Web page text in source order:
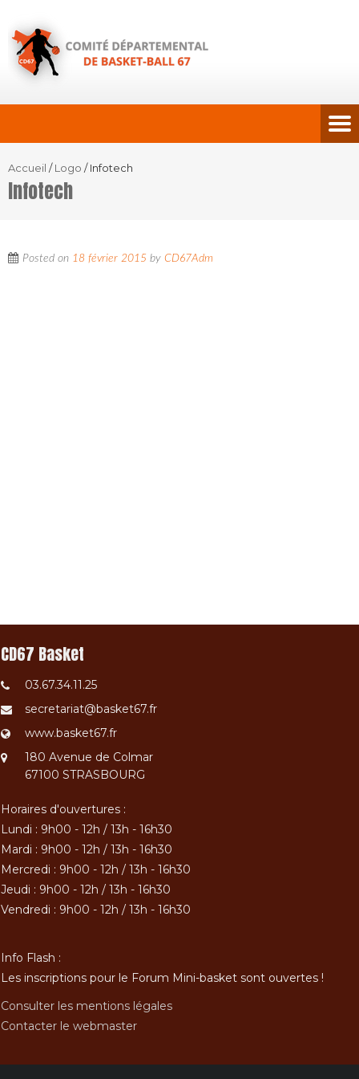
Accueil /Logo /Infotech
Infotech
Posted on 18 février 2015 by CD67Adm
CD67 Basket
03.67.34.11.25
secretariat@basket67.fr
www.basket67.fr
180 Avenue de Colmar
67100 STRASBOURG
Horaires d'ouvertures :
Lundi : 9h00 - 12h / 13h - 16h30
Mardi : 9h00 - 12h / 13h - 16h30
Mercredi : 9h00 - 12h / 13h - 16h30
Jeudi : 9h00 - 12h / 13h - 16h30
Vendredi : 9h00 - 12h / 13h - 16h30
Info Flash :
Les inscriptions pour le Forum Mini-basket sont ouvertes !
Consulter les mentions légales
Contacter le webmaster